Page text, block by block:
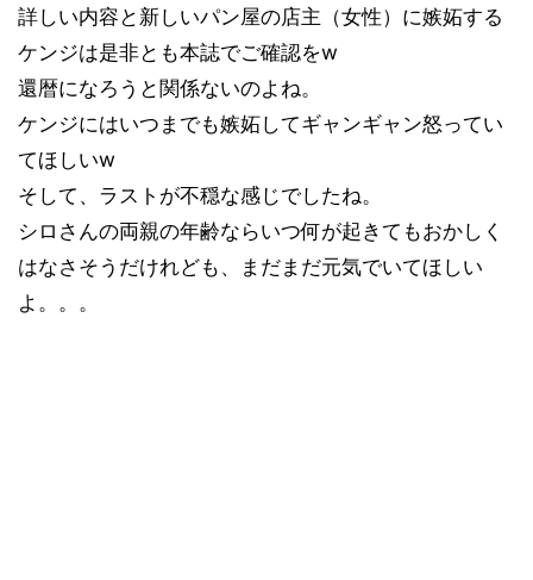
詳しい内容と新しいパン屋の店主（女性）に嫉妬する
ケンジは是非とも本誌でご確認をw
還暦になろうと関係ないのよね。
ケンジにはいつまでも嫉妬してギャンギャン怒ってい
てほしいw
そして、ラストが不穏な感じでしたね。
シロさんの両親の年齢ならいつ何が起きてもおかしく
はなさそうだけれども、まだまだ元気でいてほしい
よ。。。